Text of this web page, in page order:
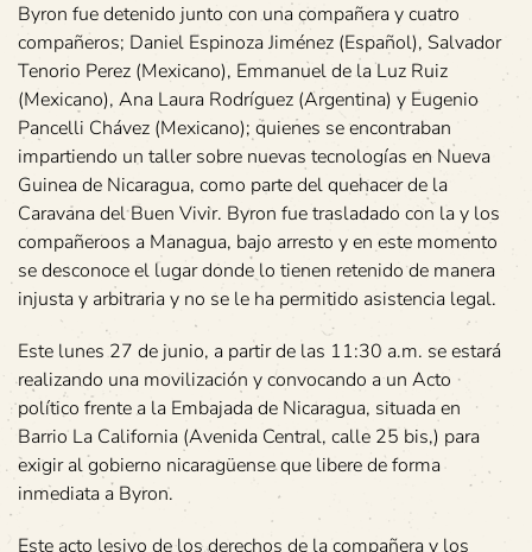
Byron fue detenido junto con una compañera y cuatro
compañeros; Daniel Espinoza Jiménez (Español), Salvador
Tenorio Perez (Mexicano), Emmanuel de la Luz Ruiz
(Mexicano), Ana Laura Rodríguez (Argentina) y Eugenio
Pancelli Chávez (Mexicano); quienes se encontraban
impartiendo un taller sobre nuevas tecnologías en Nueva
Guinea de Nicaragua, como parte del quehacer de la
Caravana del Buen Vivir. Byron fue trasladado con la y los
compañeroos a Managua, bajo arresto y en este momento
se desconoce el lugar donde lo tienen retenido de manera
injusta y arbitraria y no se le ha permitido asistencia legal.
Este lunes 27 de junio, a partir de las 11:30 a.m. se estará
realizando una movilización y convocando a un Acto
político frente a la Embajada de Nicaragua, situada en
Barrio La California (Avenida Central, calle 25 bis,) para
exigir al gobierno nicaragüense que libere de forma
inmediata a Byron.
Este acto lesivo de los derechos de la compañera y los